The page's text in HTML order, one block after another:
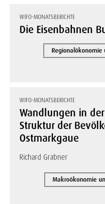
WIFO-MONATSBERICHTE
Die Eisenbahnen
WIFO-MONATSBERICHTE
Wandlungen in
Struktur der
Ostmarkgaue
Richard Grabner
Makroökonomie